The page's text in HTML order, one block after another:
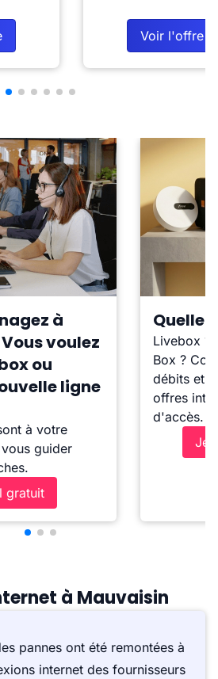
Voir l'offre
à
voulez
ou
ligne
à votre
guider
gratuit
Quelle
Livebox ?
Box ?
débits et
offres
d'accès.
Je
à Mauvaisin
pannes ont été remontées à
internet des fournisseurs